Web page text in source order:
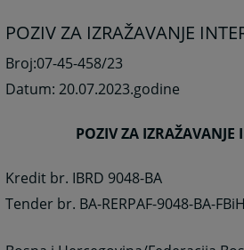
POZIV ZA IZRAŽAVANJE
Broj:07-45-458/23
Datum: 20.07.2023.godine
POZIV ZA IZRAŽAVANJE
Kredit br. IBRD 9048-BA
Tender br. BA-RERPAF-9048-BA-